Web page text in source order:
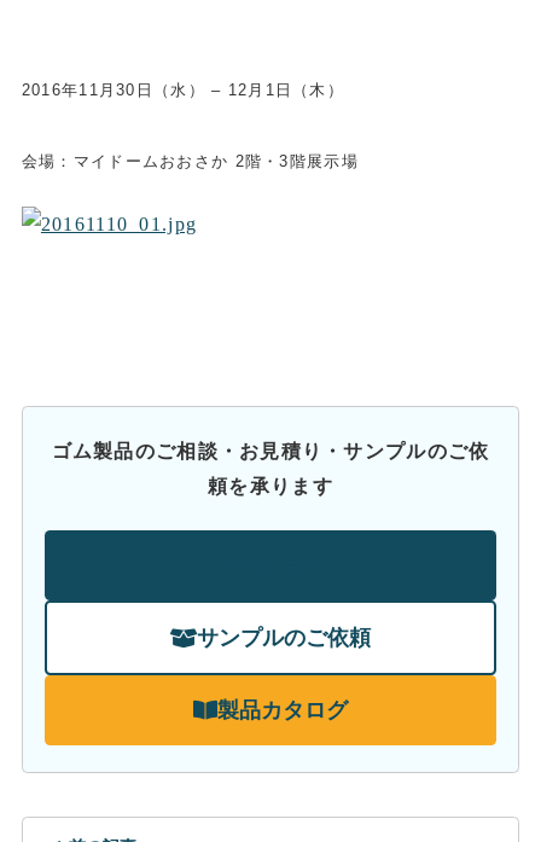
2016年11月30日（水） – 12月1日（木）
会場：マイドームおおさか 2階・3階展示場
ゴム製品のご相談・お見積り・サンプルのご依
頼を承ります
サンプルのご依頼
製品カタログ